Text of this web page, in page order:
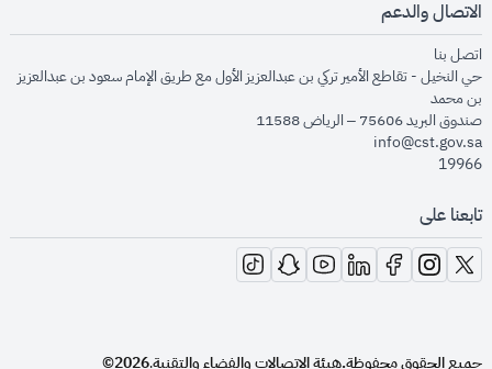
الاتصال والدعم
اتصل بنا
حي النخيل - تقاطع الأمير تركي بن عبدالعزيز الأول مع طريق الإمام سعود بن عبدالعزيز
بن محمد
صندوق البريد 75606 – الرياض 11588
info@cst.gov.sa
19966
تابعنا على
opens in new window
opens in new window
opens in new window
opens in new window
opens in new window
opens in new window
opens in new window
جميع الحقوق محفوظة.هيئة الاتصالات والفضاء والتقنية.
2026©